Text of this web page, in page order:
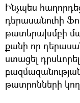
Ինչպես
դերասանուհի
թատերախմբի
քանի որ
ստացել
թատրոնների